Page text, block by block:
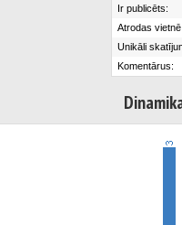
Ir publicēts:
Atrodas
Unikāli
Komentārus: